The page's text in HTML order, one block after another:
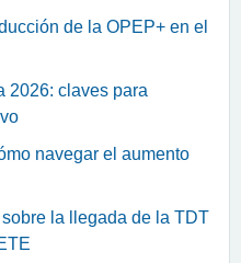
de la OPEP+ en el
2026: claves para
navegar el aumento
la llegada de la TDT